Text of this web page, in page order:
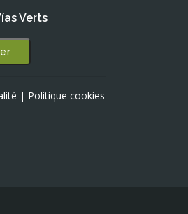
Verts
| Politique cookies